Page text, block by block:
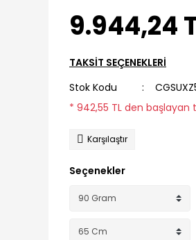
9.944,24
TAKSİT SEÇENEKLERİ
Stok Kodu
* 942,55 TL den başlayan
Karşılaştır
Seçenekler